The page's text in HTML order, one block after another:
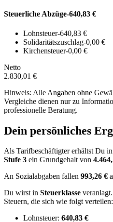
Steuerliche Abzüge-640,83 €
Lohnsteuer-640,83 €
Solidaritätszuschlag-0,00 €
Kirchensteuer-0,00 €
Netto
2.830,01 €
Hinweis: Alle Angaben ohne
Vergleiche dienen nur zu
professionelle Beratung.
Dein persönliches
Als Tarifbeschäftigter erhältst Du
Stufe 3 ein Grundgehalt von
An Sozialabgaben fallen 993,26 €
Du wirst in Steuerklasse
Steuern, die sich wie folgt verteilen:
Lohnsteuer: 640,83 €